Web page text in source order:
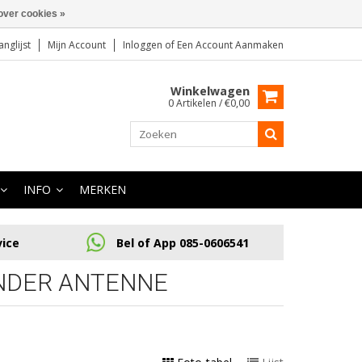
Mijn Account Inloggen of Een Account Aanmaken
Winkelwagen
0 Artikelen / €0,00
INFO MERKEN
Bel of App 085-0606541
ANTENNE
cookies »